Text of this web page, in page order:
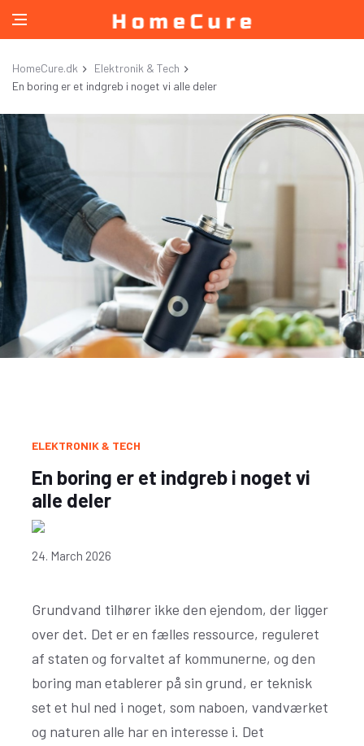
HomeCure.dk
Elektronik & Tech
En boring er et indgreb i noget vi alle deler
ELEKTRONIK & TECH
En boring er et indgreb i noget vi
alle deler
24. March 2026
Grundvand tilhører ikke den ejendom, der ligger
over det. Det er en fælles ressource, reguleret
af staten og forvaltet af kommunerne, og den
boring man etablerer på sin grund, er teknisk
set et hul ned i noget, som naboen, vandværket
og naturen alle har en interesse i. Det